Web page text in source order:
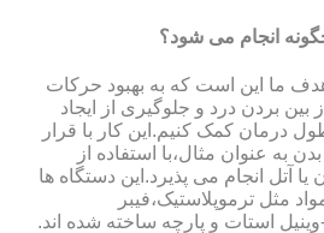
انجام می شود؟
ما این است که به بهبود حرکات
بین بردن درد و جلوگیری از ایجاد
درمان کمک کنیم.این کار با قرار
به عنوان مثال،با استفاده از
آتل انجام می پذیرد.این دستگاه ها
مثل ترموپلاستیک،فیبر
وینیل استات و پارچه ساخته شده اند.